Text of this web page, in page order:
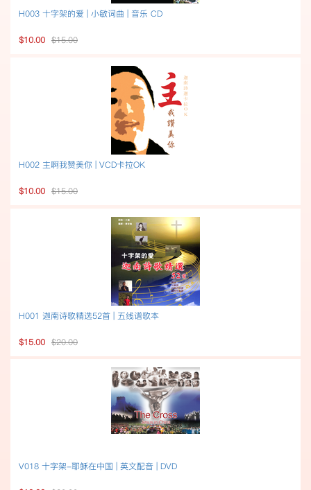
H003 十字架的爱 | 小敏词曲 | 音乐 CD
$10.00 $15.00
H002 主啊我赞美你 | VCD卡拉OK
$10.00 $15.00
H001 迦南诗歌精选52首 | 五线谱歌本
$15.00 $20.00
V018 十字架-耶稣在中国 | 英文配音 | DVD